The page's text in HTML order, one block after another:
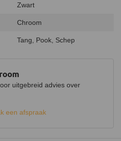
uitgebreid advies over
een afspraak
Zwart
Chroom
Tang, Pook, Schep